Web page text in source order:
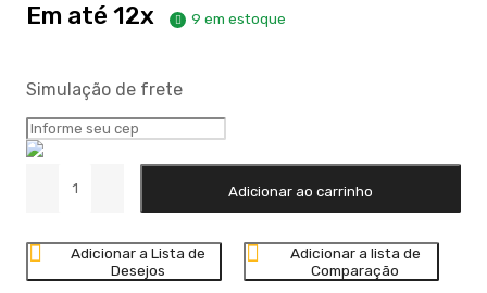
Em até 12x 9 em estoque
Simulação de frete
Adicionar ao carrinho
Adicionar a lista de
Comparação
Adicionar a Lista de
Desejos